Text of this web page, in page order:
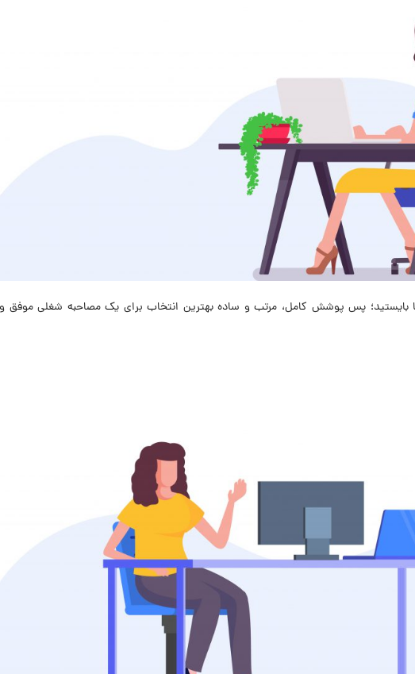
بایستید؛ پس پوشش کامل، مرتب و ساده بهترین انتخاب برای یک مصاحبه شغلی موفق و